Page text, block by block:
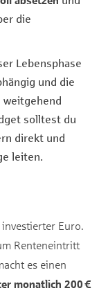
die
Lebensphase
und die
weitgehend
solltest du
direkt und
leiten.
Euro.
Renteneintritt
es einen
monatlich 200 €